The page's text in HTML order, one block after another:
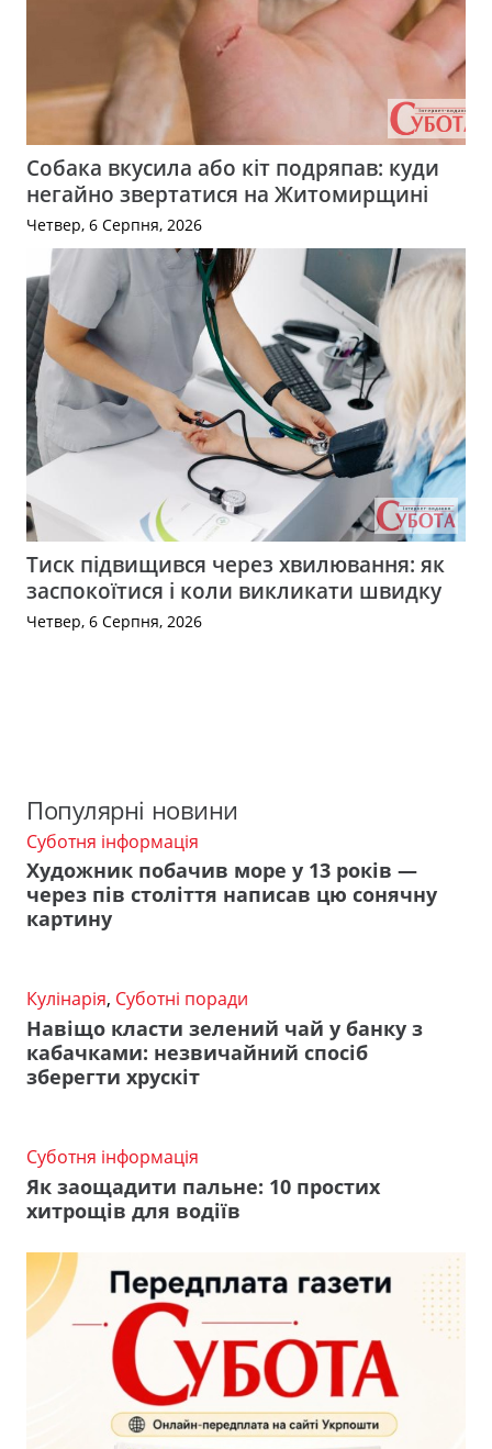
Собака вкусила або кіт подряпав: куди
негайно звертатися на Житомирщині
Четвер, 6 Серпня, 2026
Тиск підвищився через хвилювання: як
заспокоїтися і коли викликати швидку
Четвер, 6 Серпня, 2026
Популярні новини
Суботня інформація
Художник побачив море у 13 років —
через пів століття написав цю сонячну
картину
Кулінарія, Суботні поради
Навіщо класти зелений чай у банку з
кабачками: незвичайний спосіб
зберегти хрускіт
Суботня інформація
Як заощадити пальне: 10 простих
хитрощів для водіїв